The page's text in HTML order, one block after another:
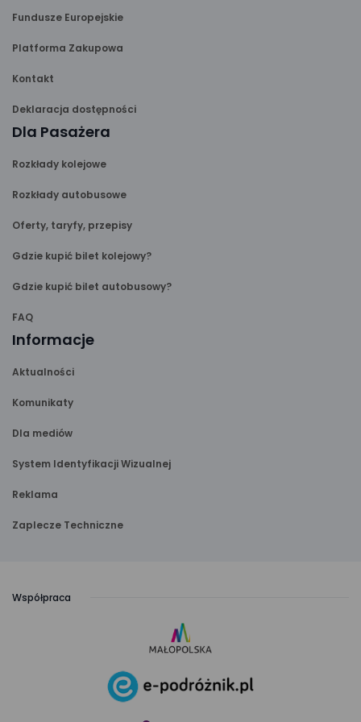
Fundusze Europejskie
Platforma Zakupowa
Kontakt
Deklaracja dostępności
Dla Pasażera
Rozkłady kolejowe
Rozkłady autobusowe
Oferty, taryfy, przepisy
Gdzie kupić bilet kolejowy?
Gdzie kupić bilet autobusowy?
FAQ
Informacje
Aktualności
Komunikaty
Dla mediów
System Identyfikacji Wizualnej
Reklama
Zaplecze Techniczne
Współpraca
w nowejlink
otwiera